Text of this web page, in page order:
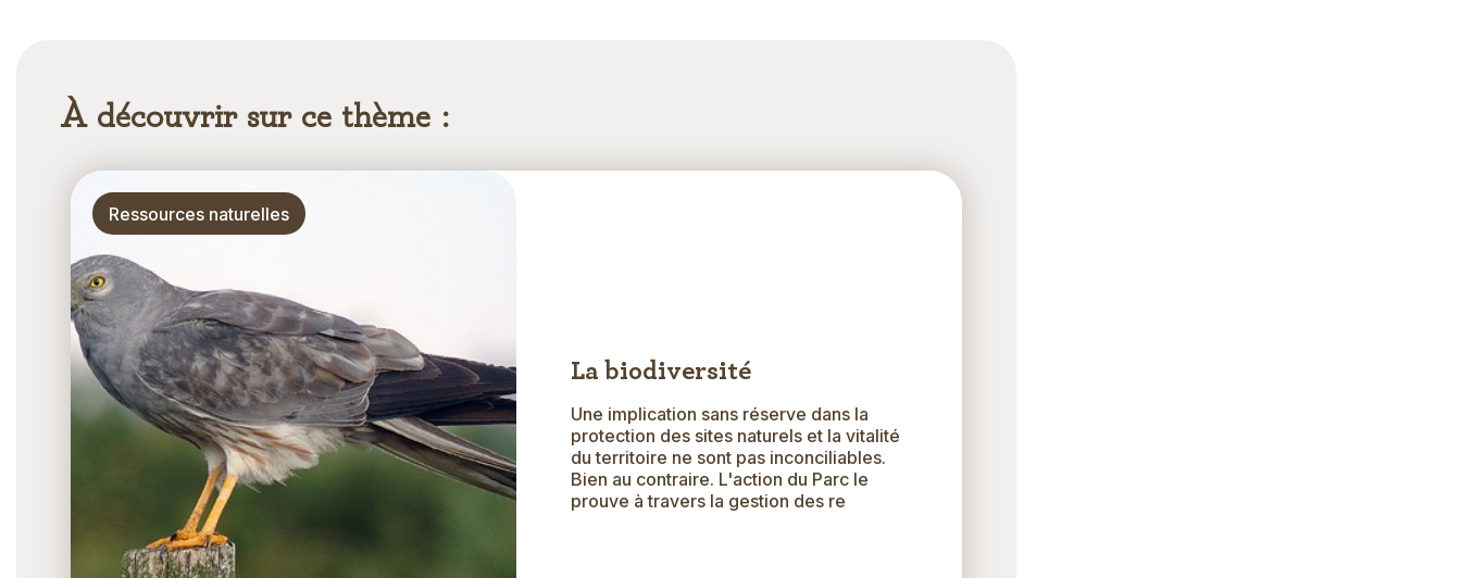
À découvrir sur ce thème :
La biodiversité
Thématique
Ressources naturelles
Une implication sans réserve dans la
protection des sites naturels et la vitalité
du territoire ne sont pas inconciliables.
Bien au contraire. L'action du Parc le
prouve à travers la gestion des re